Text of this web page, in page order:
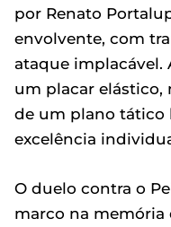
por Renato
envolvente, com
ataque implacável.
um placar elástico,
de um plano tático
excelência
O duelo contra o
marco na memória